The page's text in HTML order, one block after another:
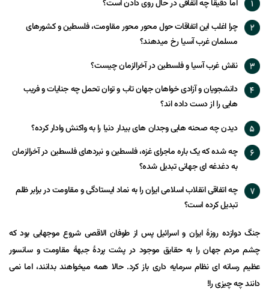
اما دقیقا چه اتفاقی در حال روی دادن است؟
چرا اغلب این اتفاقات حول محور محور مقاومت، فلسطین و کشورهای
مسلمان غرب آسیا رخ میدهند؟
نقش غرب آسیا و فلسطین در آخرالزمان چیست؟
دانشجویان و آزادی خواهان جهان تاب و توان تحمل چه جنایات و فریب
هایی را از دست داده اند؟
دیدن چه صحنه هایی وجدان های بیدار دنیا را به واکنش وادار کرده؟
چه شده که یک باره ماجرای غزه، فلسطین و نبردهای فلسطین در آخرالزمان
به دغدغه ای جهانی تبدیل شده؟
چه اتفاقی انقلاب اسلامی ایران را به نماد ایستادگی و مقاومت در برابر ظلم
تبدیل کرده است؟
جنگ دوازده روزۀ ایران و اسرائیل پس از طوفان الاقصی شروع موجهایی بود که
چشم مردم جهان را به حقایق موجود در پشت پردۀ جبهۀ مقاومت و سانسور
عظیم رسانه ای نظام سرمایه داری باز کرد. حالا همه میخواهند بدانند، اما نمی
دانند چه چیزی را!